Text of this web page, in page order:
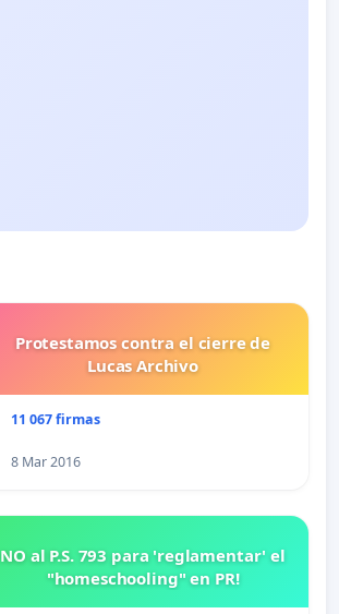
Protestamos contra el cierre de
Lucas Archivo
11 067 firmas
8 Mar 2016
NO al P.S. 793 para 'reglamentar' el
"homeschooling" en PR!